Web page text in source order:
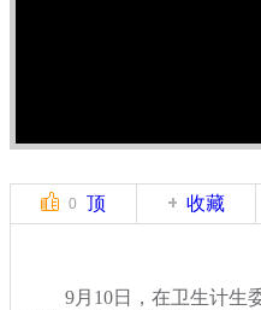
0 顶 收藏
9月10日，在卫生计生委